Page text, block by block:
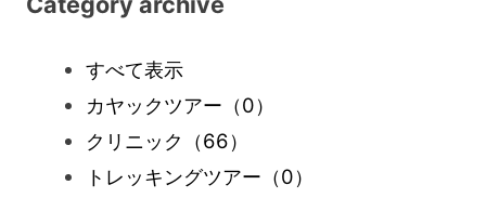
すべて表示
カヤックツアー （0）
クリニック
（66）
トレッキングツアー （0）